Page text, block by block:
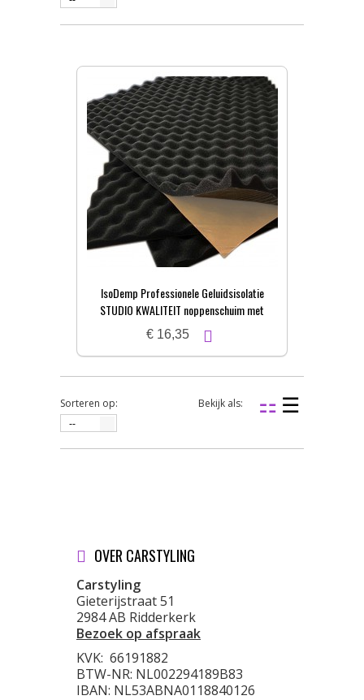
IsoDemp Professionele Geluidsisolatie
STUDIO KWALITEIT noppenschuim met
zelfkl. laag | 3x50x100cm
€ 16,35
Sorteren op:
--
Bekijk als:
OVER CARSTYLING
Carstyling
Gieterijstraat 51
2984 AB Ridderkerk
Bezoek op afspraak
KVK: 66191882
BTW-NR: NL002294189B83
IBAN: NL53ABNA0118840126